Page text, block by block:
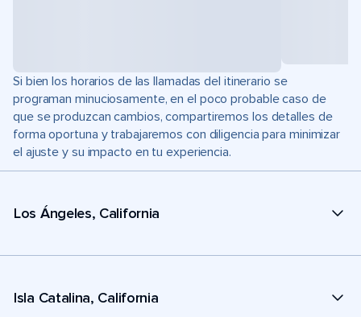
Si bien los horarios de las llamadas del itinerario se
programan minuciosamente, en el poco probable caso de
que se produzcan cambios, compartiremos los detalles de
forma oportuna y trabajaremos con diligencia para minimizar
el ajuste y su impacto en tu experiencia.
Los Ángeles, California
Isla Catalina, California